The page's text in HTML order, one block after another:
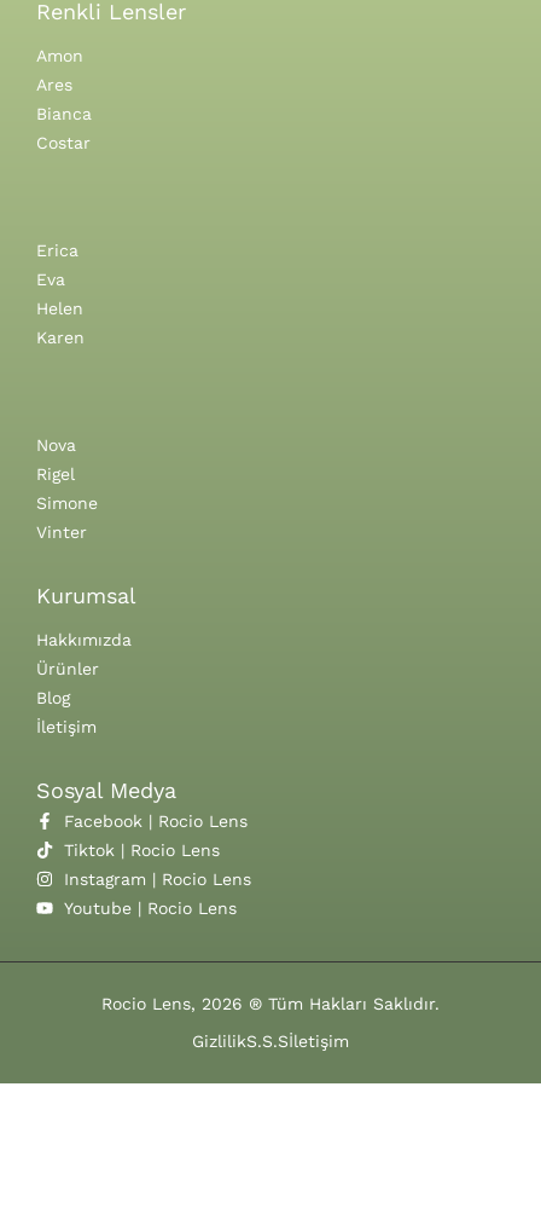
Renkli Lensler
Amon
Ares
Bianca
Costar
Erica
Eva
Helen
Karen
Nova
Rigel
Simone
Vinter
Kurumsal
Hakkımızda
Ürünler
Blog
İletişim
Sosyal Medya
Facebook | Rocio Lens
Tiktok | Rocio Lens
Instagram | Rocio Lens
Youtube | Rocio Lens
Rocio Lens, 2026 ® Tüm Hakları Saklıdır.
GizlilikS.S.Sİletişim